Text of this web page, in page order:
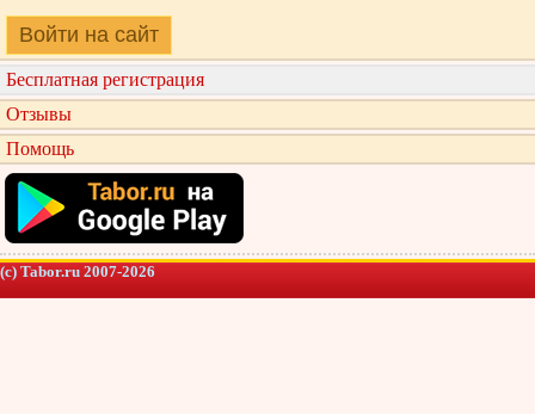
Войти на сайт
Бесплатная регистрация
Отзывы
Помощь
(c) Tabor.ru 2007-2026